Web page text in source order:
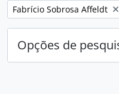
Remover filtro:
Fabrício Sobrosa Affeldt
Opções de